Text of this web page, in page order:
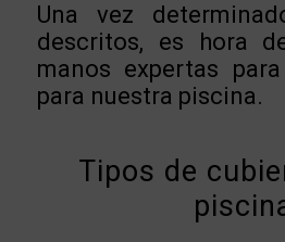
Una vez
descritos, es hora
manos expertas
para nuestra piscina.
Tipos de